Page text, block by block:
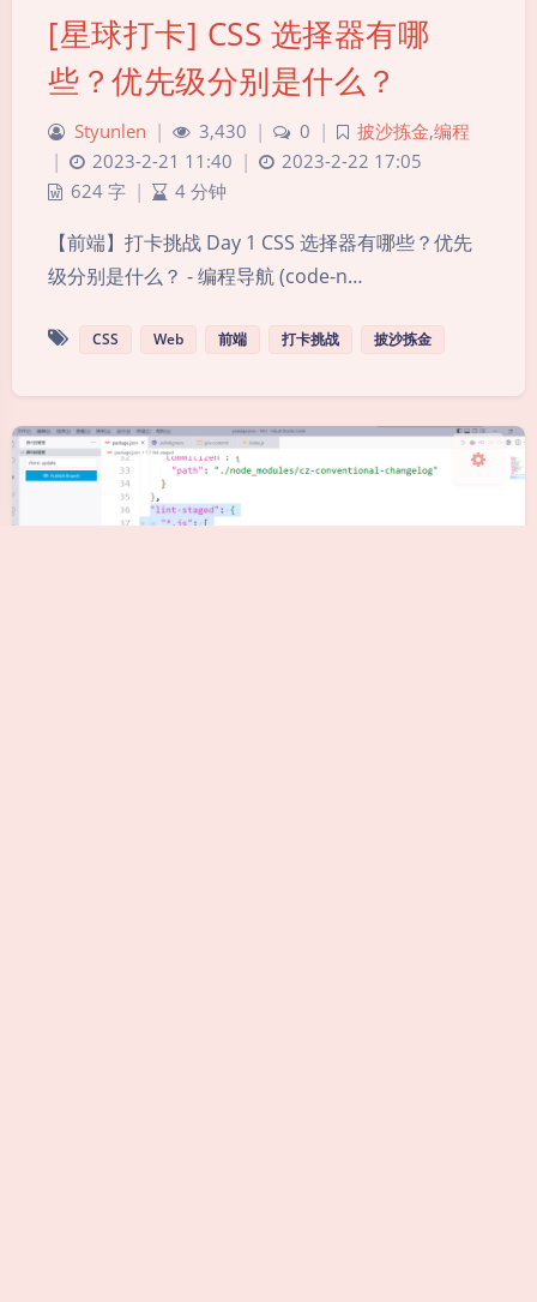
夜间模式
Sans Serif Serif
关闭 日落 暗化
[星球打卡] CSS 选择器有哪
些？优先级分别是什么？
Styunlen | 3,430 | 0 | 披沙拣金,编程
|
2023-2-21 11:40 |
2023-2-22 17:05
624 字 | 4 分钟
【前端】打卡挑战 Day 1 CSS 选择器有哪些？优先
级分别是什么？ - 编程导航 (code-n…
CSS Web 前端 打卡挑战 披沙拣金